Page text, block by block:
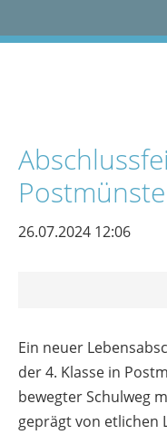
26.07.2024 12:06
Ein neuer
der 4. Klasse in
bewegter Schulweg
geprägt von etlichen